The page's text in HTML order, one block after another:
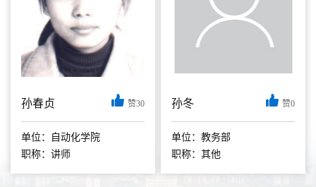
生教育；3.教师发...
【个人简介】 孙春
主要研究方向为固定
孙春贞 赞30
单位：自动化学院
职称：讲师
孙冬 赞0
单位：教务部
职称：其他